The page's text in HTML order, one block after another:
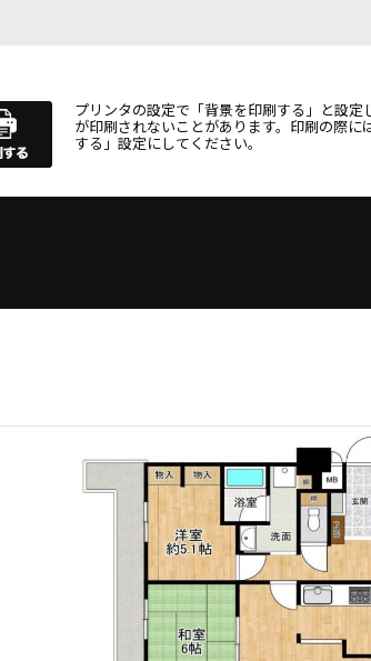
プリンタの設定で「背景を印刷する」と設定
が印刷されないことがあります。印刷の際に
する」設定にしてください。